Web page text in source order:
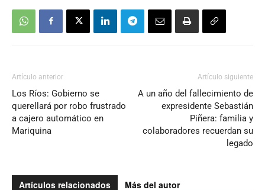
Artículo anterior
Los Ríos: Gobierno se
querellará por robo frustrado
a cajero automático en
Mariquina
Artículo siguiente
A un año del fallecimiento de
expresidente Sebastián
Piñera: familia y
colaboradores recuerdan su
legado
Artículos relacionados Más del autor